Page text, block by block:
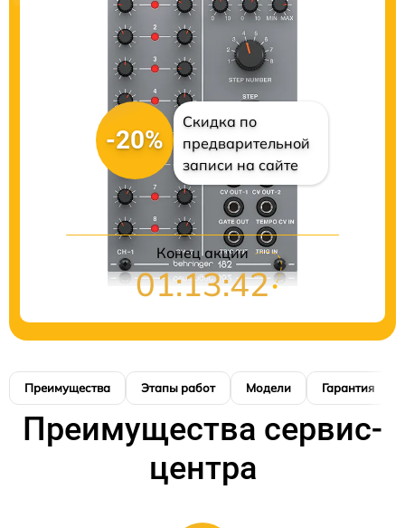
-20%
Скидка по
предварительной
записи на сайте
Конец акции
01:13:41
Преимущества Этапы работ Модели Гарантия
Преимущества сервис-
центра